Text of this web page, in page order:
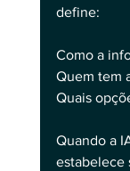
define:
Como a
Quem tem
Quais
Quando a
estabelece